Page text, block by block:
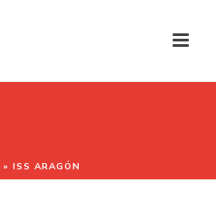
» ISS ARAGÓN